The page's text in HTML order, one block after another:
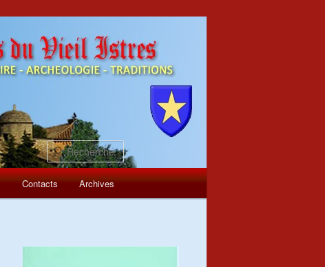
Recherche
Contacts Archives